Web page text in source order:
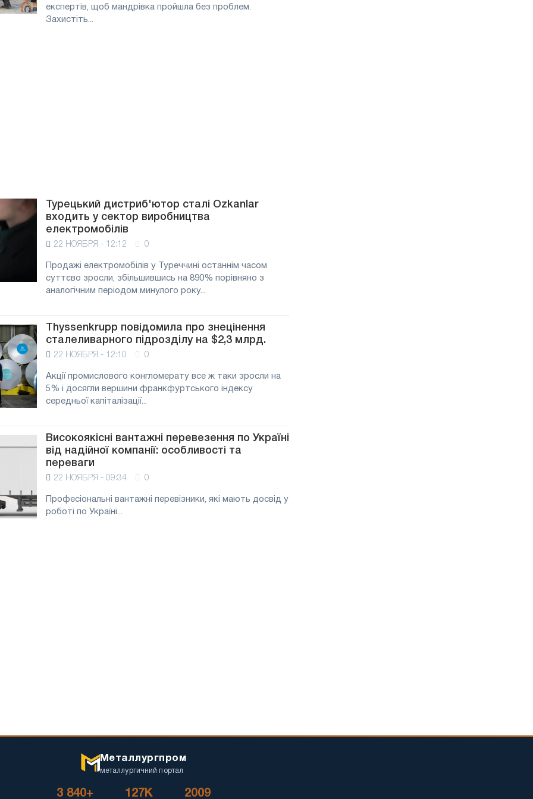
експертів, щоб мандрівка пройшла без проблем.
Захистіть...
Турецький дистриб'ютор сталі Ozkanlar
входить у сектор виробництва
електромобілів
22 НОЯБРЯ - 12:12 0
Продажі електромобілів у Туреччині останнім часом
суттєво зросли, збільшившись на 890% порівняно з
аналогічним періодом минулого року...
Thyssenkrupp повідомила про знецінення
сталеливарного підрозділу на $2,3 млрд.
22 НОЯБРЯ - 12:10 0
Акції промислового конгломерату все ж таки зросли на
5% і досягли вершини франкфуртського індексу
середньої капіталізації...
Високоякісні вантажні перевезення по Україні
від надійної компанії: особливості та
переваги
22 НОЯБРЯ - 09:34 0
Професіональні вантажні перевізники, які мають досвід у
роботі по Україні...
Металлургпром
металлургичний портал
3 840+ 127K 2009